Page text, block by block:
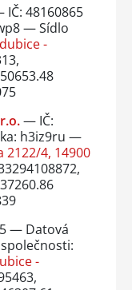
IČ: 48160865
— Sídlo
-
— IČ:
h3iz9ru —
2122/4, 14900
— Datová
-